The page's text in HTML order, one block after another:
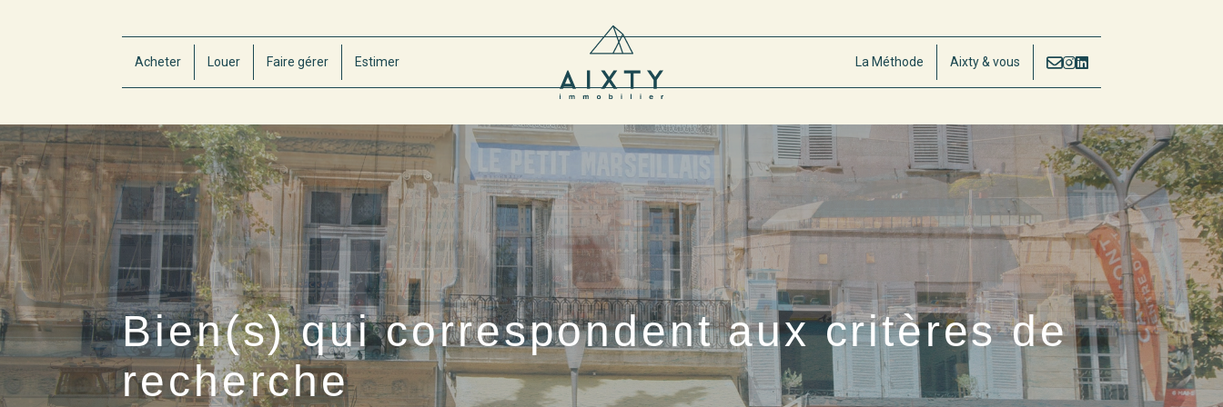
Acheter Louer Faire gérer Estimer La Méthode Aixty & vous
Bien(s) qui correspondent aux critères de
recherche